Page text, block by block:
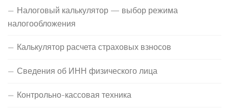
Налоговый калькулятор — выбор режима
налогообложения
Калькулятор расчета страховых взносов
Сведения об ИНН физического лица
Контрольно-кассовая техника